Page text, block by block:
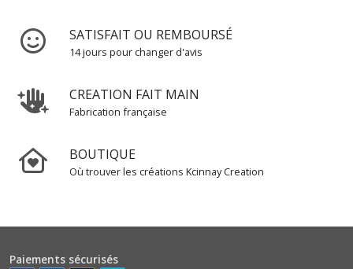
SATISFAIT OU REMBOURSÉ
14 jours pour changer d'avis
CREATION FAIT MAIN
Fabrication française
BOUTIQUE
Où trouver les créations Kcinnay Creation
Paiements sécurisés